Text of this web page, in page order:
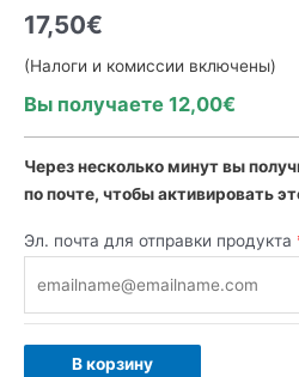
17,50€
(Налоги и комиссии включены)
Вы получаете 12,00€
Через несколько минут вы
по почте, чтобы активировать
Эл. почта для отправки продукта
В корзину